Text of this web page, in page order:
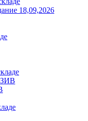
18,09,2026